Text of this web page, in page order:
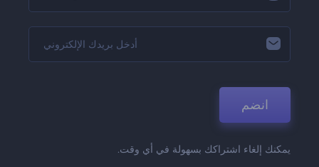
انضم
يمكنك إلغاء اشتراكك بسهولة في أي وقت.